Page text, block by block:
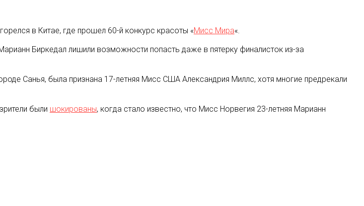
в Китае, где прошел 60-й конкурс красоты «Мисс Мира«.
Биркедал лишили возможности попасть даже в пятерку финалисток из-за
Санья, была признана 17-летняя Мисс США Александрия Миллс, хотя многие предрекали
были шокированы, когда стало известно, что Мисс Норвегия 23-летняя Марианн